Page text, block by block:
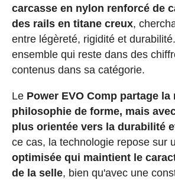
carcasse en nylon renforcé de
des rails en titane creux,
entre légèreté, rigidité et
ensemble qui reste dans des
contenus dans sa catégorie.
Le Power EVO Comp partage la
philosophie de forme, mais
plus orientée vers la durabilité
ce cas, la technologie repose sur
optimisée qui maintient le
de la selle, bien qu'avec une